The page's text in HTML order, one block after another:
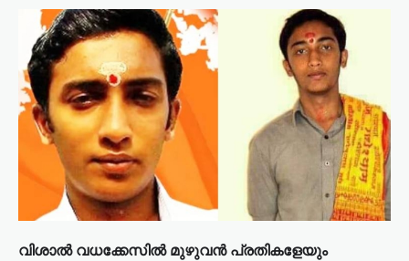
g
a
i
n
വിശാൽ വധക്കേസിൽ മുഴുവൻ പ്രതികളേയും